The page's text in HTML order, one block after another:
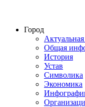
Город
Общая
История
Устав
Символика
Экономика